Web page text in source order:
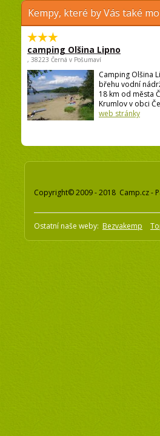
Kempy, které by Vás také
camping Olšina Lipno
, 38223 Černá v Pošumaví
Camping Olšina
břehu vodní
18 km od města
Krumlov v obci
web stránky
Copyright© 2009 - 2018 Camp.cz -
Ostatní naše weby: Bezvakemp